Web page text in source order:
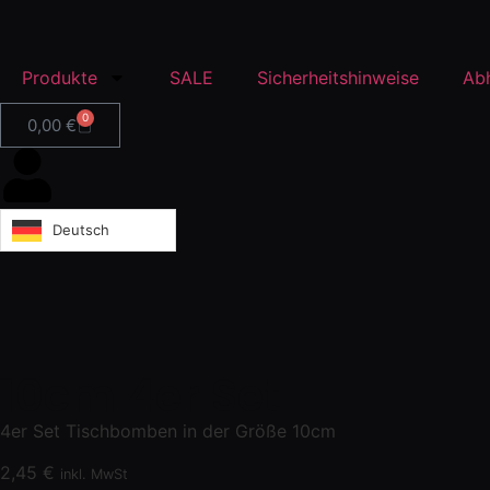
Produkte SALE Sicherheitshinweise
0,00 € 0
Deutsch
4er Set Tischbomben in der Größe 10cm
2,45 € inkl. MwSt